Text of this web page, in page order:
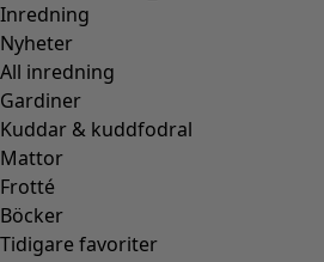
Inredning
Nyheter
All inredning
Gardiner
Kuddar & kuddfodral
Mattor
Frotté
Böcker
Tidigare favoriter